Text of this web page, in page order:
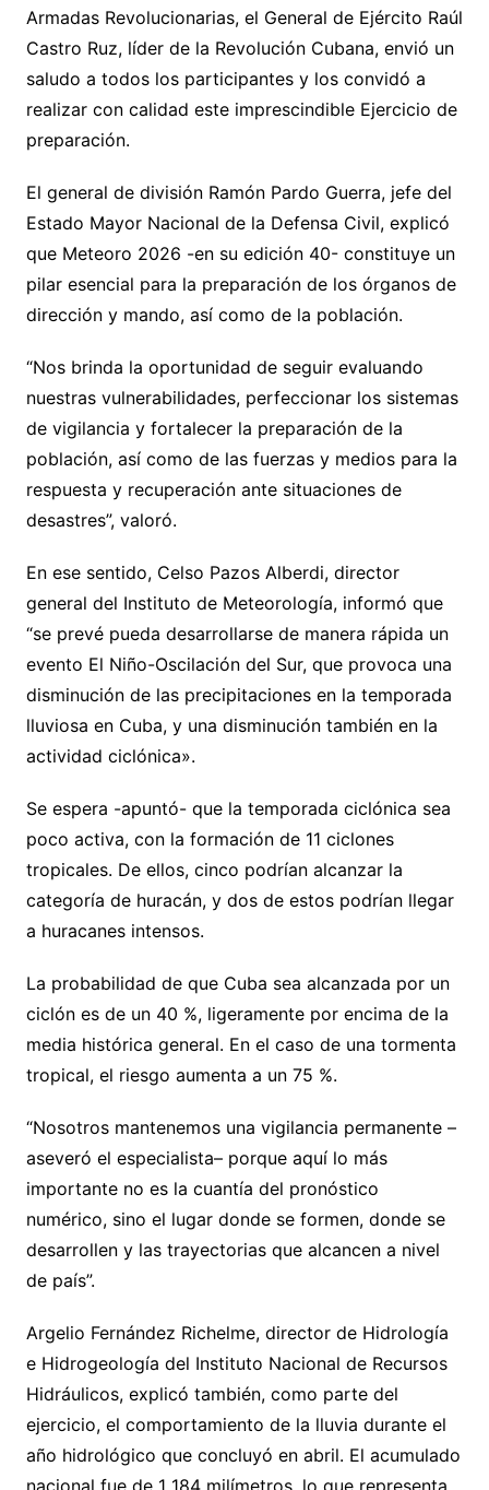
Armadas Revolucionarias, el General de Ejército Raúl
Castro Ruz, líder de la Revolución Cubana, envió un
saludo a todos los participantes y los convidó a
realizar con calidad este imprescindible Ejercicio de
preparación.
El general de división Ramón Pardo Guerra, jefe del
Estado Mayor Nacional de la Defensa Civil, explicó
que Meteoro 2026 -en su edición 40- constituye un
pilar esencial para la preparación de los órganos de
dirección y mando, así como de la población.
“Nos brinda la oportunidad de seguir evaluando
nuestras vulnerabilidades, perfeccionar los sistemas
de vigilancia y fortalecer la preparación de la
población, así como de las fuerzas y medios para la
respuesta y recuperación ante situaciones de
desastres”, valoró.
En ese sentido, Celso Pazos Alberdi, director
general del Instituto de Meteorología, informó que
“se prevé pueda desarrollarse de manera rápida un
evento El Niño-Oscilación del Sur, que provoca una
disminución de las precipitaciones en la temporada
lluviosa en Cuba, y una disminución también en la
actividad ciclónica».
Se espera -apuntó- que la temporada ciclónica sea
poco activa, con la formación de 11 ciclones
tropicales. De ellos, cinco podrían alcanzar la
categoría de huracán, y dos de estos podrían llegar
a huracanes intensos.
La probabilidad de que Cuba sea alcanzada por un
ciclón es de un 40 %, ligeramente por encima de la
media histórica general. En el caso de una tormenta
tropical, el riesgo aumenta a un 75 %.
“Nosotros mantenemos una vigilancia permanente –
aseveró el especialista– porque aquí lo más
importante no es la cuantía del pronóstico
numérico, sino el lugar donde se formen, donde se
desarrollen y las trayectorias que alcancen a nivel
de país”.
Argelio Fernández Richelme, director de Hidrología
e Hidrogeología del Instituto Nacional de Recursos
Hidráulicos, explicó también, como parte del
ejercicio, el comportamiento de la lluvia durante el
año hidrológico que concluyó en abril. El acumulado